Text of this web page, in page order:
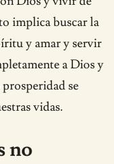
implica buscar la
y amar y servir
a Dios y
se
vidas.
no